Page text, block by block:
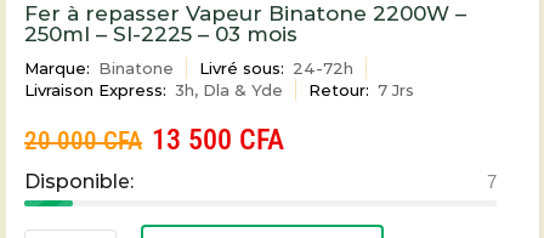
Fer à repasser Vapeur Binatone 2200W –
250ml – SI-2225 – 03 mois
Marque: Binatone Livré sous: 24-72h
Livraison Express: 3h, Dla & Yde Retour: 7 Jrs
20 000CFA 13 500 CFA
Disponible: 7